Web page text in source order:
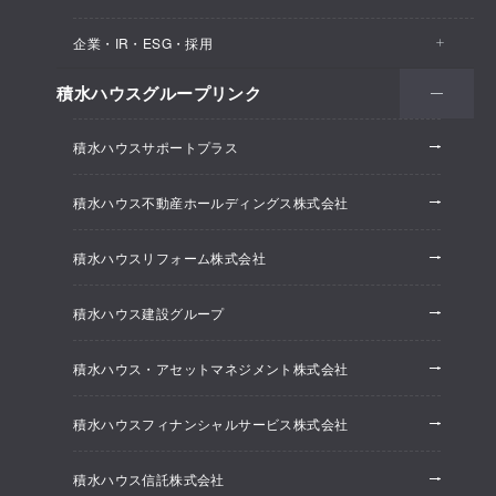
保育所・教育支援施設
オフィス・事務所
建築実例
オフィス系開発事業
ホテル系開発事業
大規模開発事業
賃貸マンション開発事業
企業・IR・ESG・採用
会社情報
株主・投資家情報
ESG経営
研究開発
採用情報
ニュースリリース
積水ハウスグループリンク
積水ハウスサポートプラス
積水ハウス不動産ホールディングス株式会社
積水ハウスリフォーム株式会社
積水ハウス建設グループ
積水ハウス・アセットマネジメント株式会社
積水ハウスフィナンシャルサービス株式会社
積水ハウス信託株式会社